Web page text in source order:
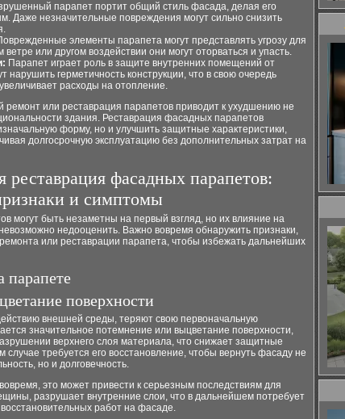
парапет портит общий стиль фасада, делая его
Даже незначительные повреждения могут сильно снизить
элементы парапета могут представлять угрозу для
ветре или другом воздействии они могут оторваться и упасть.
Парапет играет роль в защите внутренних помещений от
нарушить герметичность конструкции, что в свою очередь
расходы на отопление.
или реставрация парапетов приводит к ухудшению не
здания. Реставрация фасадных парапетов
форму, но и улучшить защитные характеристики,
долгосрочную эксплуатацию без дополнительных затрат на
реставрация фасадных парапетов:
и симптомы
могут быть незаметны на первый взгляд, но их влияние на
недооценить. Важно вовремя обнаружить признаки,
или реставрации парапета, чтобы избежать дальнейших
поверхности
внешней среды, теряют свою первоначальную
значительное потемнение или выцветание поверхности,
верхнего слоя материала, что снижает защитные
случае требуется его восстановление, чтобы вернуть фасаду не
но и долговечность.
это может привести к серьезным последствиям для
разрушает внутренние слои, что в дальнейшем потребует
работ на фасаде.